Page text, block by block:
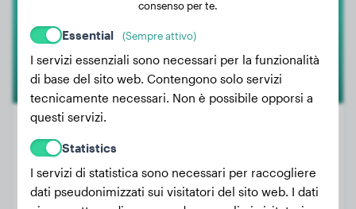
Peso:
Età:
1 anno, 2 mesi
consenso per te.
Essential (Sempre attivo)
I servizi essenziali sono necessari per la funzionalità
di base del sito web. Contengono solo servizi
tecnicamente necessari. Non è possibile opporsi a
questi servizi.
Statistics
I servizi di statistica sono necessari per raccogliere
dati pseudonimizzati sui visitatori del sito web. I dati